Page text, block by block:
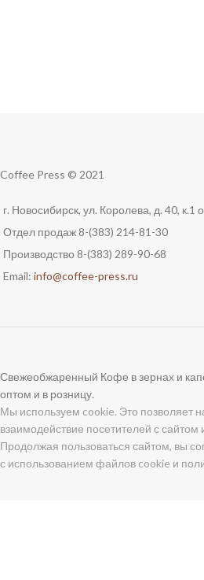
Coffee Press © 2021
г. Новосибирск, ул. Королева, д. 40, к.1
Отдел продаж 8-(383) 214-81-30
Производство 8-(383) 289-90-68
Email: info@coffee-press.ru
Свежеобжаренный Кофе в зернах и
оптом и в розницу.
Мы используем cookie. Это позволяет
взаимодействие посетителей с сайтом
Продолжая пользоваться сайтом, вы
с использованием файлов cookie и